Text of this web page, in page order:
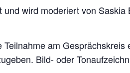
wird moderiert von Saskia
am Gesprächskreis
Bild- oder